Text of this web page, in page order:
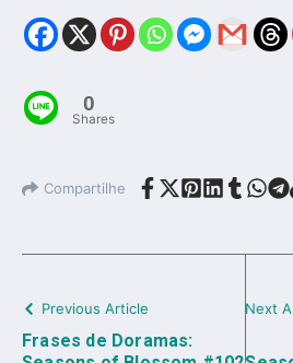
0
Shares
Compartilhe
Previous Article
Frases de Doramas:
Next